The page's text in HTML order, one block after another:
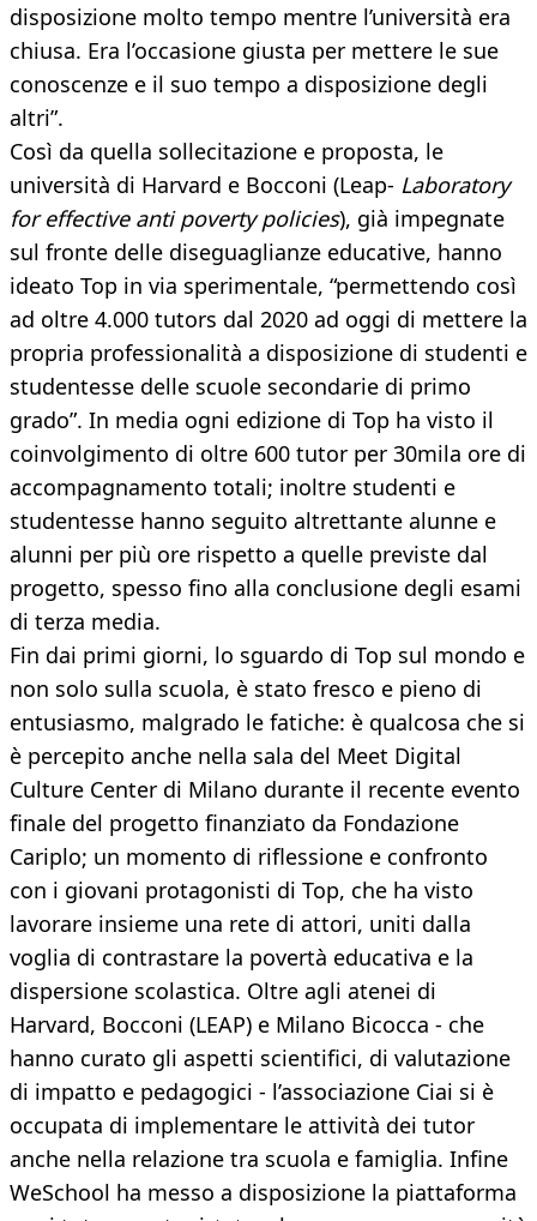
disposizione molto tempo mentre l’università era
chiusa. Era l’occasione giusta per mettere le sue
conoscenze e il suo tempo a disposizione degli
altri”.
Così da quella sollecitazione e proposta, le
università di Harvard e Bocconi (Leap- Laboratory
for effective anti poverty policies), già impegnate
sul fronte delle diseguaglianze educative, hanno
ideato Top in via sperimentale, “permettendo così
ad oltre 4.000 tutors dal 2020 ad oggi di mettere la
propria professionalità a disposizione di studenti e
studentesse delle scuole secondarie di primo
grado”. In media ogni edizione di Top ha visto il
coinvolgimento di oltre 600 tutor per 30mila ore di
accompagnamento totali; inoltre studenti e
studentesse hanno seguito altrettante alunne e
alunni per più ore rispetto a quelle previste dal
progetto, spesso fino alla conclusione degli esami
di terza media.
Fin dai primi giorni, lo sguardo di Top sul mondo e
non solo sulla scuola, è stato fresco e pieno di
entusiasmo, malgrado le fatiche: è qualcosa che si
è percepito anche nella sala del Meet Digital
Culture Center di Milano durante il recente evento
finale del progetto finanziato da Fondazione
Cariplo; un momento di riflessione e confronto
con i giovani protagonisti di Top, che ha visto
lavorare insieme una rete di attori, uniti dalla
voglia di contrastare la povertà educativa e la
dispersione scolastica. Oltre agli atenei di
Harvard, Bocconi (LEAP) e Milano Bicocca - che
hanno curato gli aspetti scientifici, di valutazione
di impatto e pedagogici - l’associazione Ciai si è
occupata di implementare le attività dei tutor
anche nella relazione tra scuola e famiglia. Infine
WeSchool ha messo a disposizione la piattaforma